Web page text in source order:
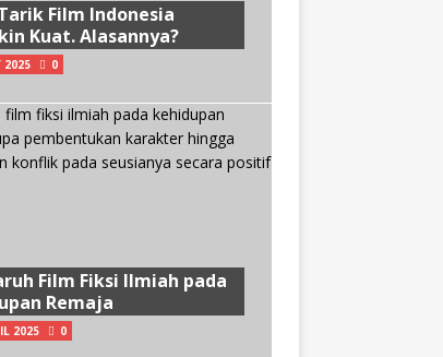
Film Indonesia
Kuat. Alasannya?
2025 0
Film Fiksi Ilmiah pada
Remaja
2025 0